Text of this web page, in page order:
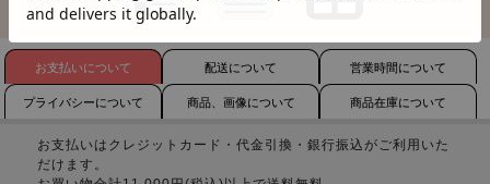
お支払いについて 配送について 営業時間について
プライバシーについて 商品、画像について 商品在庫について
お支払いはクレジットカード・代金引換・銀行振込がご利用いた
だけます。